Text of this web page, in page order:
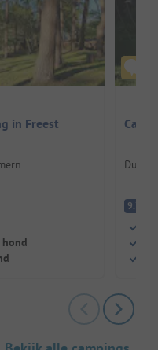
in Freest
9.7